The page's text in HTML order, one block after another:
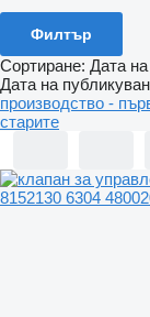
Филтър
Сортиране: Дата
Дата на
производство -
старите